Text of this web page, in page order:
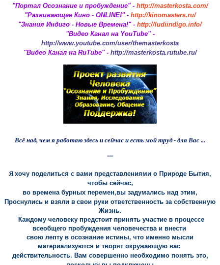
"Портал Осознание и пробуждение" - http://masterkosta.com/
"Развивающее Кино - ONLINE!" - http://kinomasters.ru/
"Знания Индиго - Новые Времена!" - http://ludiindigo.info/
"Видео Канал на YouTube" -
http://www.youtube.com/user/themasterkosta
"Видео Канал на RuTube" - http://masterkosta.rutube.ru/
Всё над, чем я работаю здесь и сейчас и есть мой труд - для Ваc ...
***
Я хочу поделиться с вами представлениями о Природе Бытия,
чтобы сейчас,
во времена бурных перемен,вы задумались над этим,
Проснулись и взяли в свои руки ответственность за собственную
Жизнь.
Каждому человеку предстоит принять участие в процессе
всеобщего пробуждения человечества и внести
свою лепту в осознание истины, что именно мысли
материализуются и творят окружающую вас
действительность. Вам совершенно необходимо понять это,